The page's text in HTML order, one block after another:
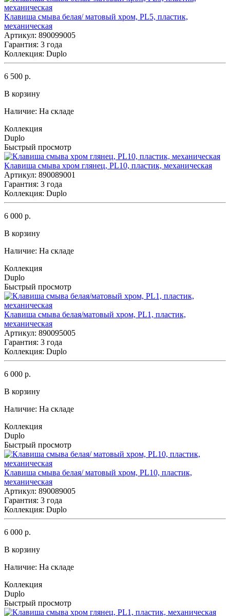
Клавиша смыва белая/ матовый хром, PL5, пластик,
механическая
Артикул: 890099005
Гарантия: 3 года
Коллекция: Duplo
6 500 р.
В корзину
Наличие: На складе
Коллекция
Duplo
Быстрый просмотр
Клавиша смыва хром глянец, PL10, пластик, механическая
Артикул: 890089001
Гарантия: 3 года
Коллекция: Duplo
6 000 р.
В корзину
Наличие: На складе
Коллекция
Duplo
Быстрый просмотр
Клавиша смыва белая/матовый хром, PL1, пластик,
механическая
Артикул: 890095005
Гарантия: 3 года
Коллекция: Duplo
6 000 р.
В корзину
Наличие: На складе
Коллекция
Duplo
Быстрый просмотр
Клавиша смыва белая/ матовый хром, PL10, пластик,
механическая
Артикул: 890089005
Гарантия: 3 года
Коллекция: Duplo
6 000 р.
В корзину
Наличие: На складе
Коллекция
Duplo
Быстрый просмотр